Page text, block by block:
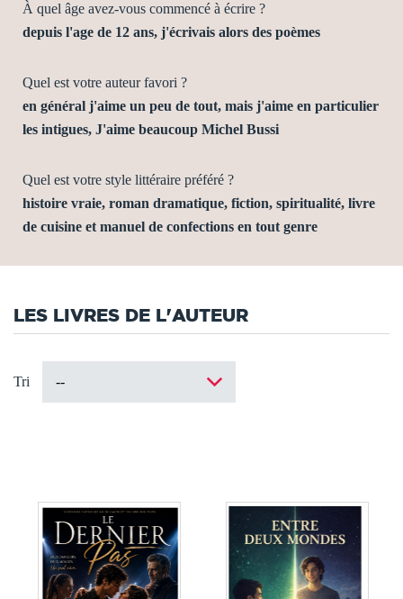
À quel âge avez-vous commencé à écrire ?
depuis l'age de 12 ans, j'écrivais alors des poèmes
Quel est votre auteur favori ?
en général j'aime un peu de tout, mais j'aime en particulier
les intigues, J'aime beaucoup Michel Bussi
Quel est votre style littéraire préféré ?
histoire vraie, roman dramatique, fiction, spiritualité, livre
de cuisine et manuel de confections en tout genre
LES LIVRES DE L'AUTEUR
Tri